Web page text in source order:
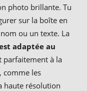
photo brillante. Tu
sur la boîte en
ou un texte. La
adaptée au
parfaitement à la
comme les
haute résolution